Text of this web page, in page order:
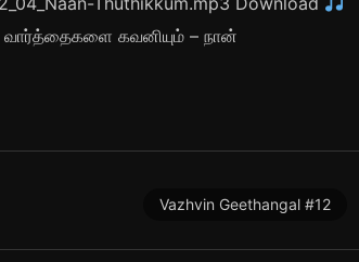
வார்த்தைகளை கவனியும் – நான்
Vazhvin Geethangal #12